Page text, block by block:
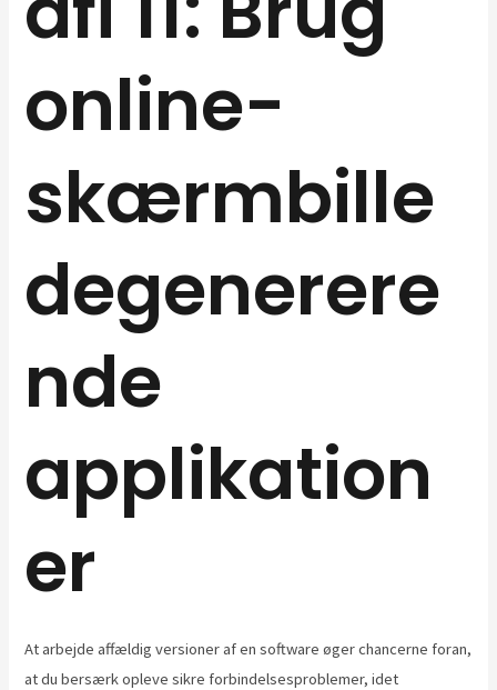
online-
skærmbille
degenerere
nde
applikation
er
At arbejde affældig versioner af en software øger chancerne foran,
at du bersærk opleve sikre forbindelsesproblemer, idet